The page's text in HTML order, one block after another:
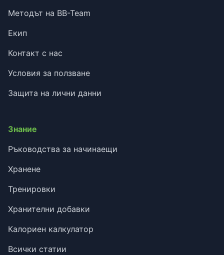
Методът на BB-Team
Екип
Контакт с нас
Условия за ползване
Защита на лични данни
Знание
Ръководства за начинаещи
Хранене
Тренировки
Хранителни добавки
Калориен калкулатор
Всички статии